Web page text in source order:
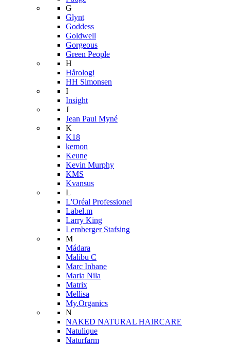
G
Glynt
Goddess
Goldwell
Gorgeous
Green People
H
Hårologi
HH Simonsen
I
Insight
J
Jean Paul Myné
K
K18
kemon
Keune
Kevin Murphy
KMS
Kvansus
L
L'Oréal Professionel
Label.m
Larry King
Lernberger Stafsing
M
Mádara
Malibu C
Marc Inbane
Maria Nila
Matrix
Mellisa
My.Organics
N
NAKED NATURAL HAIRCARE
Natulique
Naturfarm